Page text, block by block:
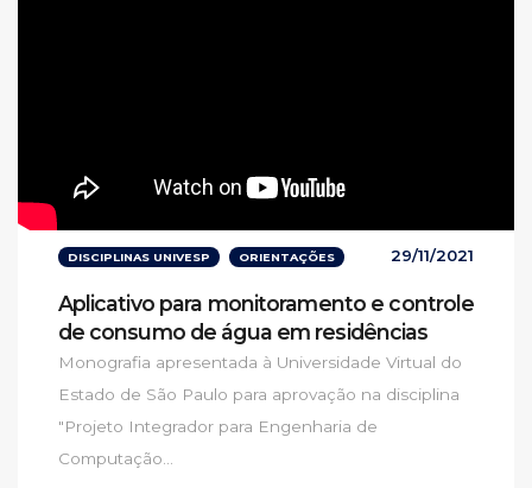
DISCIPLINAS UNIVESP ORIENTAÇÕES 29/11/2021
Aplicativo para monitoramento e controle
de consumo de água em residências
Monografia apresentada à Universidade Virtual do
Estado de São Paulo para aprovação na disciplina
"Projeto Integrador para Engenharia de
Computação...